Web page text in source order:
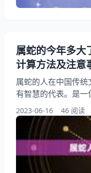
情况。在命理学中
属蛇的今年多大
计算方法及注意
属蛇的人在中国传
有智慧的代表。是
你多大了，以及你需
2023年属蛇人的年
帮助你更好地度过
法 属蛇的人出生年
五、197七、198九
以按照以下方法计
2023-06-16 46 阅读